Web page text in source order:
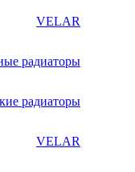
VELAR
радиаторы
радиаторы
VELAR